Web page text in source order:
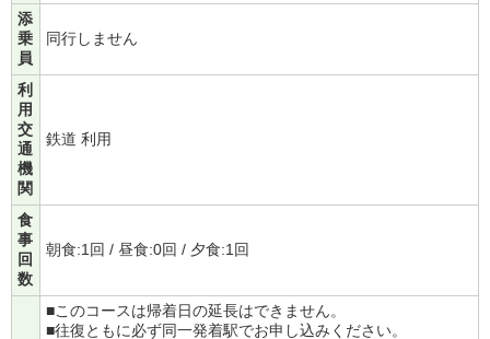
添
乗
員
同行しません
利
用
交
通
機
関
鉄道 利用
食
事
回
数
朝食:1回 / 昼食:0回 / 夕食:1回
■このコースは帰着日の延長はできません。
■往復ともに必ず同一発着駅でお申し込みください。